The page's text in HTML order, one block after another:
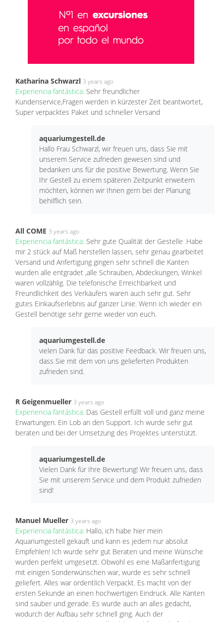
Katharina Schwarzl 3 years ago
Experiencia fantástica: Sehr freundlicher
Kundenservice,Fragen werden in kürzester Zeit beantwortet,
Super verpacktes Paket und schneller Versand
aquariumgestell.de
Hallo Frau Schwarzl, wir freuen uns, dass Sie mit
unserem Service zufrieden gewesen sind und
bedanken uns für die positive Bewertung. Wenn Sie
Ihr Gestell zu einem späteren Zeitpunkt erweitern
möchten, können wir Ihnen gern bei der Planung
behilflich sein.
All COME 3 years ago
Experiencia fantástica: Sehr gute Qualität der Gestelle .Habe
mir 2 stück auf Maß herstellen lassen, sehr genau gearbeitet
Versand und Anfertigung gingen sehr schnell die Kanten
wurden alle entgradet ,alle Schrauben, Abdeckungen, Winkel
waren vollzählig. Die telefonische Erreichbarkeit und
Freundlichkeit des Verkäufers waren auch sehr gut. Sehr
gutes Einkaufserlebnis auf ganzer Linie. Wenn ich wieder ein
Gestell benötige sehr gerne wieder von euch.
aquariumgestell.de
vielen Dank für das positive Feedback. Wir freuen uns,
dass Sie mit dem von uns gelieferten Produkten
zufrieden sind.
R Geigenmueller 3 years ago
Experiencia fantástica: Das Gestell erfüllt voll und ganz meine
Erwartungen. Ein Lob an den Support. Ich wurde sehr gut
beraten und bei der Umsetzung des Projektes unterstützt.
aquariumgestell.de
Vielen Dank für Ihre Bewertung! Wir freuen uns, dass
Sie mit unserem Service und dem Produkt zufrieden
sind!
Manuel Mueller 3 years ago
Experiencia fantástica: Hallo, ich habe hier mein
Aquariumgestell gekauft und kann es jedem nur absolut
Empfehlen! Ich wurde sehr gut Beraten und meine Wünsche
wurden perfekt umgesetzt. Obwohl es eine Maßanfertigung
mit einigen Sonderwünschen war, wurde es sehr schnell
geliefert. Alles war ordentlich Verpackt. Es macht von der
ersten Sekunde an einen hochwertigen Eindruck. Alle Kanten
sind sauber und gerade. Es wurde auch an alles gedacht,
wodurch der Aufbau sehr schnell ging. Auch der